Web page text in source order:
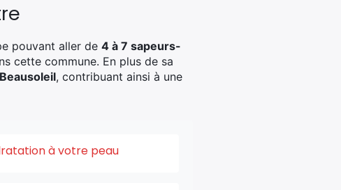
pouvant aller de 4 à 7 sapeurs-
cette commune. En plus de sa
, contribuant ainsi à une
à votre peau